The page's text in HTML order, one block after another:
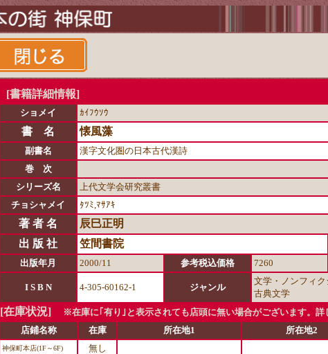
[書籍詳細情報]
ショメイ ｶｲﾌｳｿｳ
書 名 懐風藻
副書名
漢字文化圏の日本古代漢詩
巻 次
シリーズ名
上代文学会研究叢書
チョシャメイ
ﾀﾂﾐ,ﾏｻｱｷ
著 者 名
辰巳正明
出 版 社
笠間書院
出版年月
2000/11 参考税込価格 7260
I S B N 4-305-60162-1 ジャンル
文学・ノンフィ
古典文学
[在庫状況]
※在庫に｢有り｣と表示されても店頭に無い場合がございます。詳
店鋪名称
在庫 所在地1 所在地2
神保町本店(1F～6F) 無し